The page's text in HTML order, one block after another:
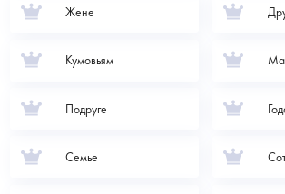
Жене
Кумовьям
Подруге
Семье